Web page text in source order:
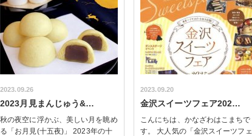
2023.09.26
2023月見まんじゅう&…
秋の夜空に浮かぶ、美しい月を眺め
る「お月見(十五夜)」 2023年の十
2023.09.20
金沢スイーツフェア202…
こんにちは、かなざわはこまちで
す。 大人気の「金沢スイーツフェ